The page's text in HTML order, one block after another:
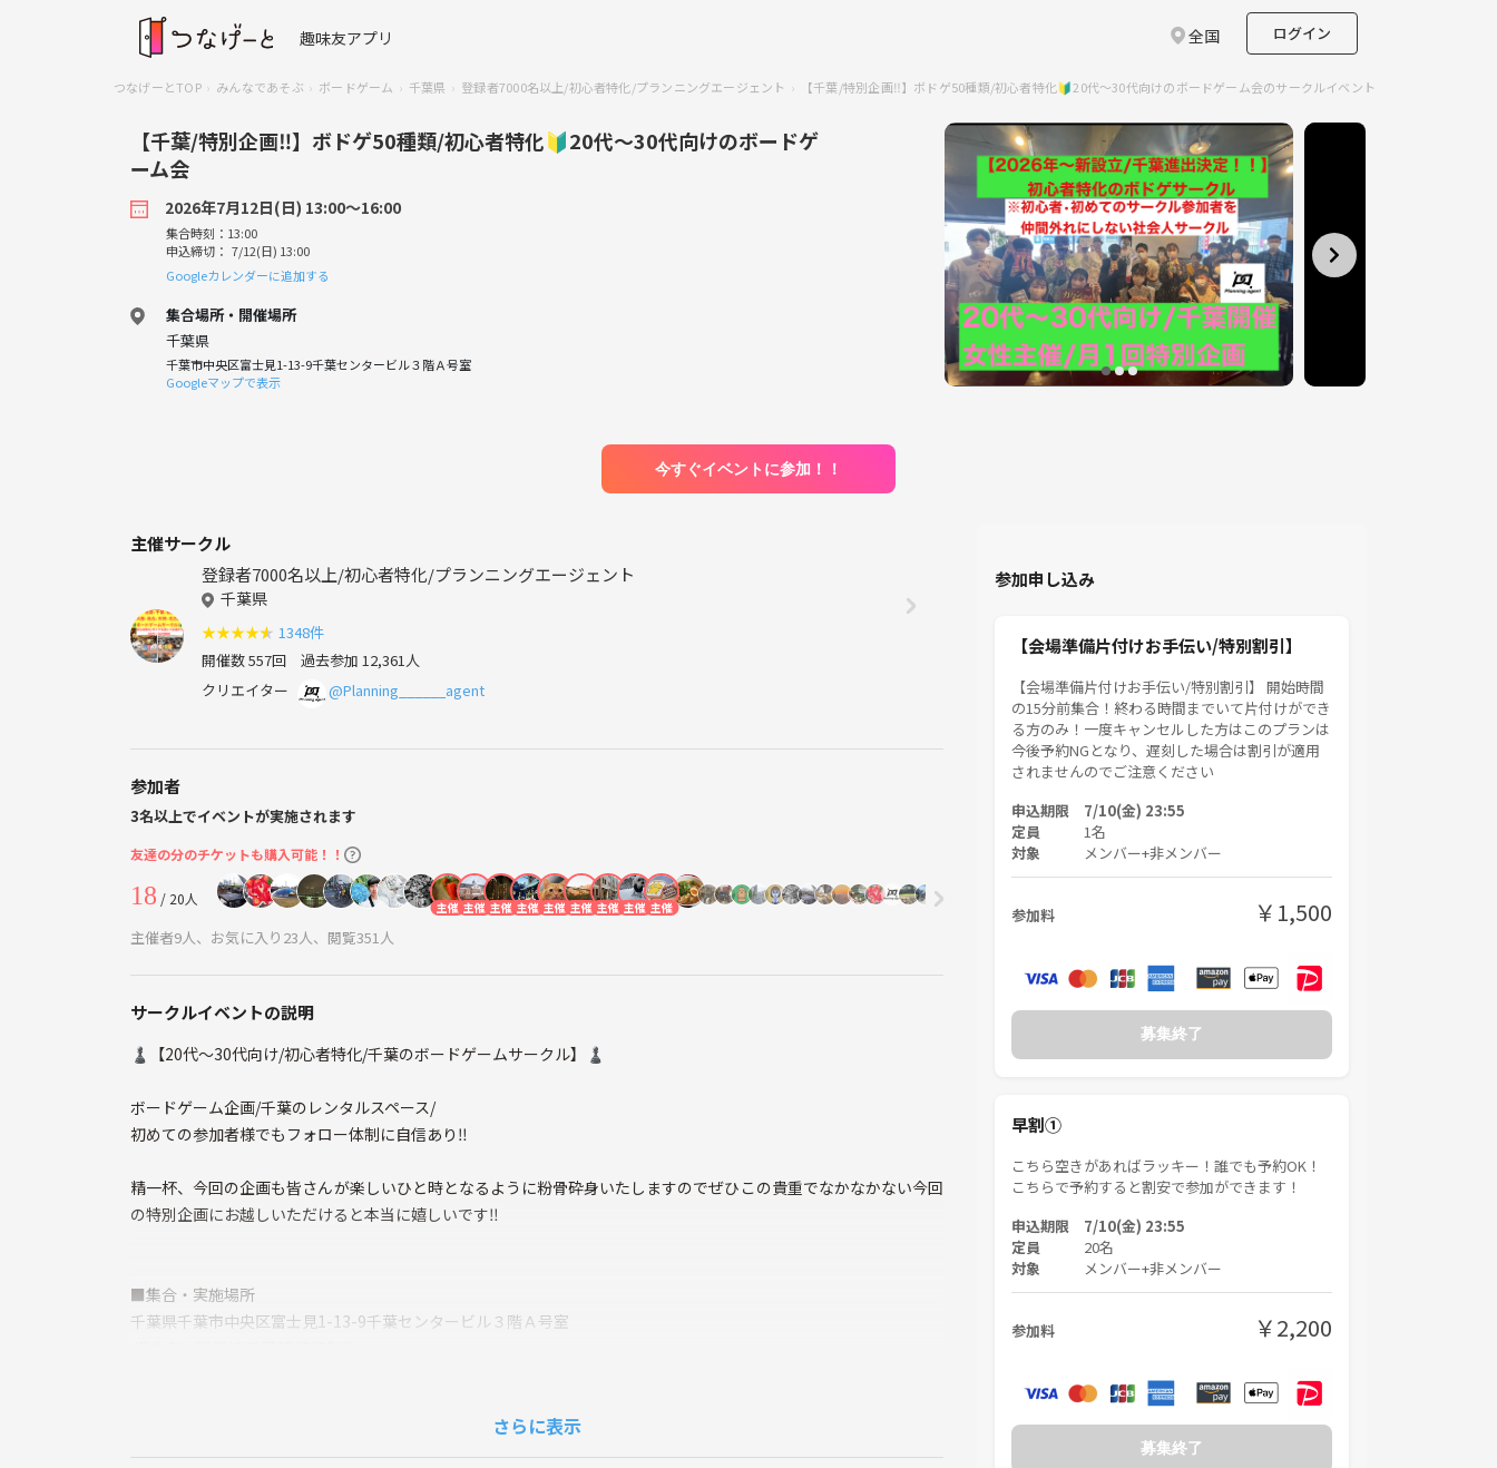
趣味友アプリ 全国 ログイン
つなげーとTOP みんなであそぶ ボードゲーム 千葉県 登録者7000名以上/初心者特化/プランニングエージェント 【千葉/特別企画‼️】ボドゲ50種類/初心者特化🔰20代〜30代向けのボードゲーム会のサークルイベント
【千葉/特別企画‼️】ボドゲ50種類/初心者特化🔰20代〜30代向けのボードゲ
ーム会
2026年7月12日(日) 13:00〜16:00
集合時刻：13:00
申込締切： 7/12(日) 13:00
Googleカレンダーに追加する
集合場所・開催場所
千葉県
千葉市中央区富士見1-13-9千葉センタービル３階Ａ号室
Googleマップで表示
今すぐイベントに参加！！
主催サークル
登録者7000名以上/初心者特化/プランニングエージェント
千葉県
★★★★★ 1348件
開催数 557回 過去参加 12,361人
クリエイター
@Planning______agent
参加者
3名以上でイベントが実施されます
友達の分のチケットも購入可能！！
18 / 20人 主催 主催 主催 主催 主催 主催 主催 主催 主催
主催者9人、お気に入り23人、閲覧351人
サークルイベントの説明
♟️【20代〜30代向け/初心者特化/千葉のボードゲームサークル】♟️
ボードゲーム企画/千葉のレンタルスペース/
初めての参加者様でもフォロー体制に自信あり‼️
精一杯、今回の企画も皆さんが楽しいひと時となるように粉骨砕身いたしますのでぜひこの貴重でなかなかない今回
の特別企画にお越しいただけると本当に嬉しいです‼️
■集合・実施場所
千葉県千葉市中央区富士見1-13-9千葉センタービル３階Ａ号室
◾️Plannning agentとは！？
さらに表示
参加申し込み
【会場準備片付けお手伝い/特別割引】
【会場準備片付けお手伝い/特別割引】 開始時間
の15分前集合！終わる時間までいて片付けができ
る方のみ！一度キャンセルした方はこのプランは
今後予約NGとなり、遅刻した場合は割引が適用
されませんのでご注意ください
申込期限 7/10(金) 23:55
定員 1名
対象 メンバー+非メンバー
参加料 ￥1,500
募集終了
早割①
こちら空きがあればラッキー！誰でも予約OK！
こちらで予約すると割安で参加ができます！
申込期限 7/10(金) 23:55
定員 20名
対象
メンバー+非メンバー
参加料 ￥2,200
募集終了